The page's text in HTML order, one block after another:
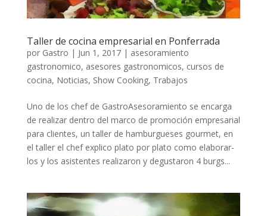
Taller de cocina empresarial en Ponferrada
por Gastro | Jun 1, 2017| asesoramiento
gastronomico, asesores gastronomicos, cursos de
cocina, Noticias, Show Cooking, Trabajos
Uno de los chef de GastroAsesoramiento se encarga
de realizar dentro del marco de promoción empresarial
para clientes, un taller de hamburgueses gourmet, en
el taller el chef explico plato por plato como elaborar-
los y los asistentes realizaron y degustaron 4 burgs...